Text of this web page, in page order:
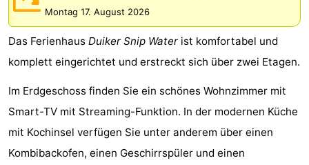
Bad
Cadzand
Hoogduin
-
Résidence
Cadzand-
Bad
Resort
Nieuwvliet-
Bad
-
Schoneveld
-
Strand
-
Montag 17. August 2026
Das Ferienhaus Duiker Snip Water ist komfortabel und
komplett eingerichtet und erstreckt sich über zwei Etagen.
Im Erdgeschoss finden Sie ein schönes Wohnzimmer mit
Smart-TV mit Streaming-Funktion. In der modernen Küche
mit Kochinsel verfügen Sie unter anderem über einen
Kombibackofen, einen Geschirrspüler und einen